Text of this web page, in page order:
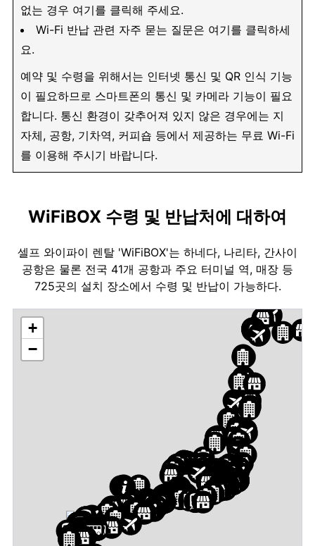
없는 경우 여기를 클릭해 주세요.
Wi-Fi 반납 관련 자주 묻는 질문은 여기를 클릭하세
요.
예약 및 수령을 위해서는 인터넷 통신 및 QR 인식 기능
이 필요하므로 스마트폰의 통신 및 카메라 기능이 필요
합니다. 통신 환경이 갖추어져 있지 않은 경우에는 지
자체, 공항, 기차역, 커피숍 등에서 제공하는 무료 Wi-Fi
를 이용해 주시기 바랍니다.
WiFiBOX 수령 및 반납처에 대하여
셀프 와이파이 렌탈 'WiFiBOX'는 하네다, 나리타, 간사이
공항은 물론 전국 41개 공항과 주요 터미널 역, 매장 등
725곳의 설치 장소에서 수령 및 반납이 가능하다.
+
−